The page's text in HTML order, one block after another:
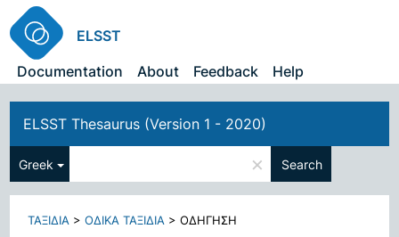
ELSST
Documentation
About Feedback Help
ELSST Thesaurus (Version 1 - 2020)
Greek × Search
ΤΑΞΙΔΙΑ >ΟΔΙΚΑ ΤΑΞΙΔΙΑ >ΟΔΗΓΗΣΗ